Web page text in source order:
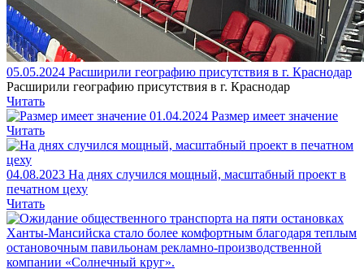
05.05.2024 Расширили географию присутствия в г. Краснодар
Расширили географию присутствия в г. Краснодар
Читать
01.04.2024 Размер имеет значение
Читать
04.08.2023 На днях случился мощный, масштабный проект в
печатном цеху
Читать